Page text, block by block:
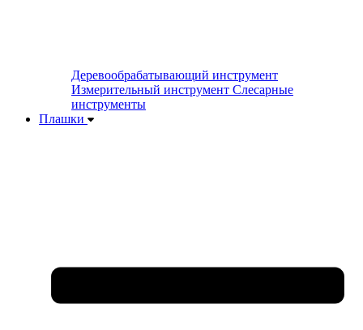
Деревообрабатывающий инструмент
Измерительный инструмент Слесарные
инструменты
Плашки